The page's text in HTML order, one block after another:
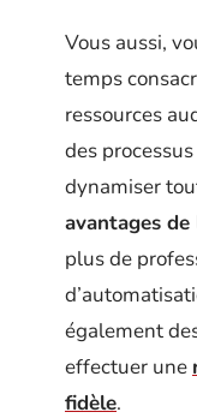
Vous aussi,
temps
ressources
des
dynamiser
avantages
plus de
également
effectuer une
fidèle.